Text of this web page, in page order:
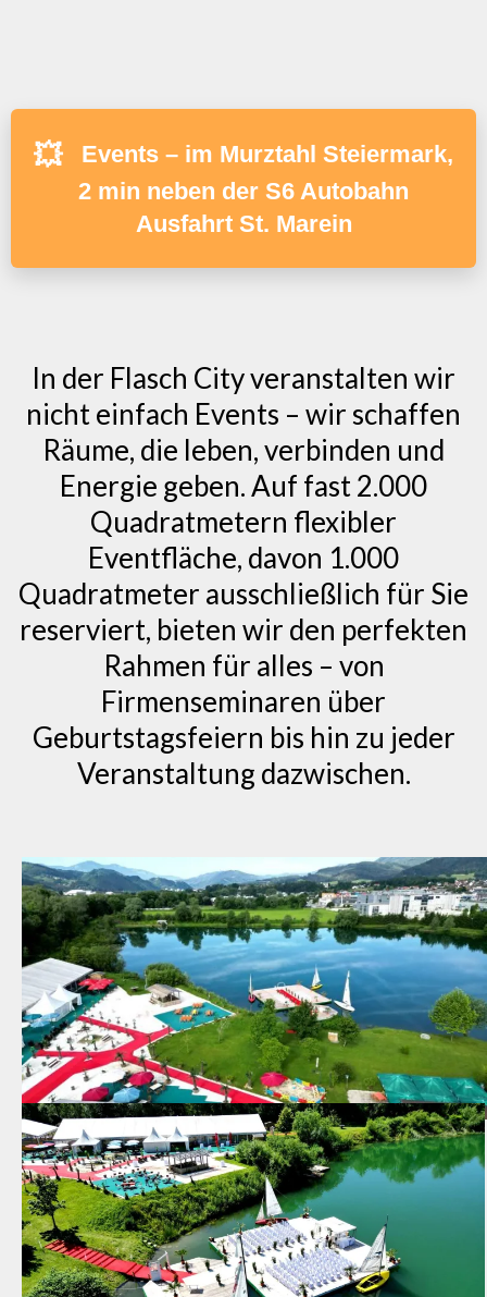
💥
Events – im Murztahl Steiermark,
2 min neben der S6 Autobahn
Ausfahrt St. Marein
In der Flasch City veranstalten wir
nicht einfach Events – wir schaffen
Räume, die leben, verbinden und
Energie geben. Auf fast 2.000
Quadratmetern flexibler
Eventfläche, davon 1.000
Quadratmeter ausschließlich für Sie
reserviert, bieten wir den perfekten
Rahmen für alles – von
Firmenseminaren über
Geburtstagsfeiern bis hin zu jeder
Veranstaltung dazwischen.